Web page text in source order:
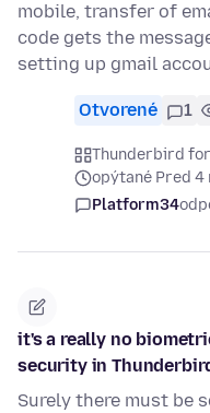
mobile, transfer of
code gets the
setting up gmail
Otvorené 1
Thunderbird
opýtané Pred 4
Platform34
it's a really no
security in
Surely there must be